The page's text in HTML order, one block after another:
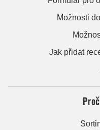
Možnosti
Jak přidat